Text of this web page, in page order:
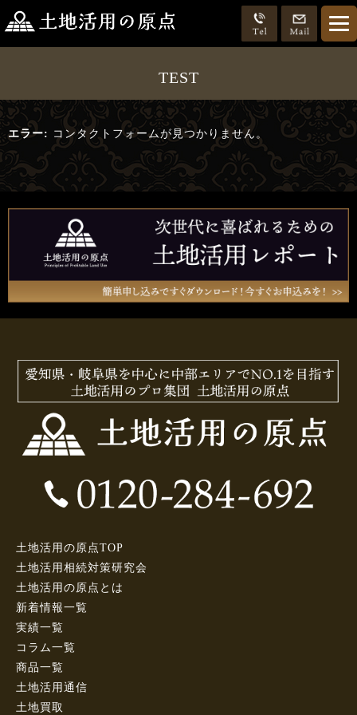
TEST
エラー: コンタクトフォームが見つかりません。
土地活用の原点TOP
土地活用相続対策研究会
土地活用の原点とは
新着情報一覧
実績一覧
コラム一覧
商品一覧
土地活用通信
土地買取